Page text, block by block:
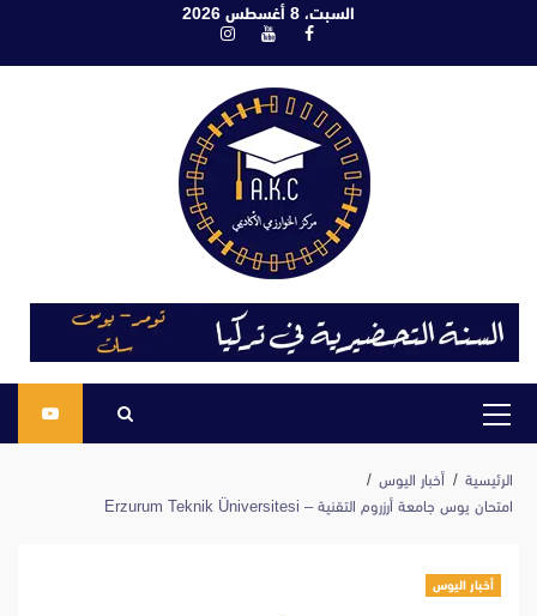
السبت، 8 أغسطس 2026
فيسبوكيوتيوبانستغرام
القائمة
الرئيسية
أخبار اليوس
امتحان يوس جامعة أرزروم التقنية – Erzurum Teknik Üniversitesi
أخبار اليوس